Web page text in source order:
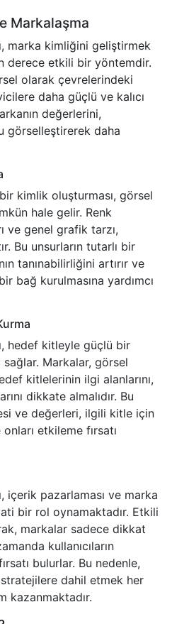
Markalaşma
marka kimliğini geliştirmek
derece etkili bir yöntemdir.
olarak çevrelerindeki
daha güçlü ve kalıcı
değerlerini,
görselleştirerek daha
kimlik oluşturması, görsel
hale gelir. Renk
ve genel grafik tarzı,
Bu unsurların tutarlı bir
tanınabilirliğini artırır ve
bağ kurulmasına yardımcı
hedef kitleyle güçlü bir
Markalar, görsel
kitlelerinin ilgi alanlarını,
dikkate almalıdır. Bu
ve değerleri, ilgili kitle için
etkileme fırsatı
içerik pazarlaması ve marka
bir rol oynamaktadır. Etkili
markalar sadece dikkat
kullanıcıların
bulurlar. Bu nedenle,
stratejilere dahil etmek her
kazanmaktadır.